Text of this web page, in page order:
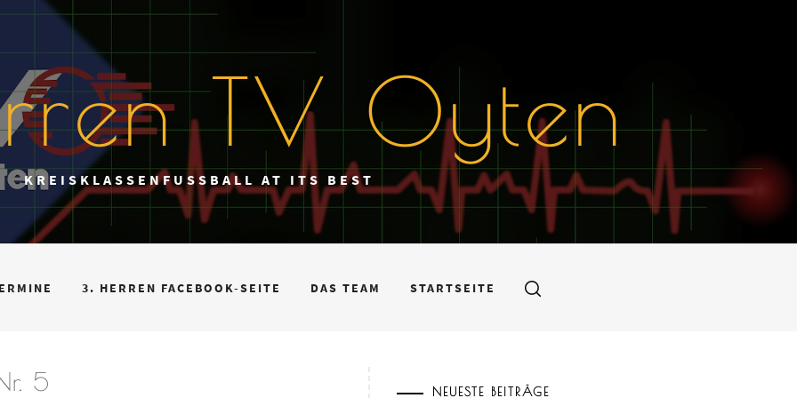
TV Oyten
KREISKLASSENFUSSBALL AT ITS BEST
3. HERREN FACEBOOK-SEITE DAS TEAM STARTSEITE
5 NEUESTE BEITRÄGE